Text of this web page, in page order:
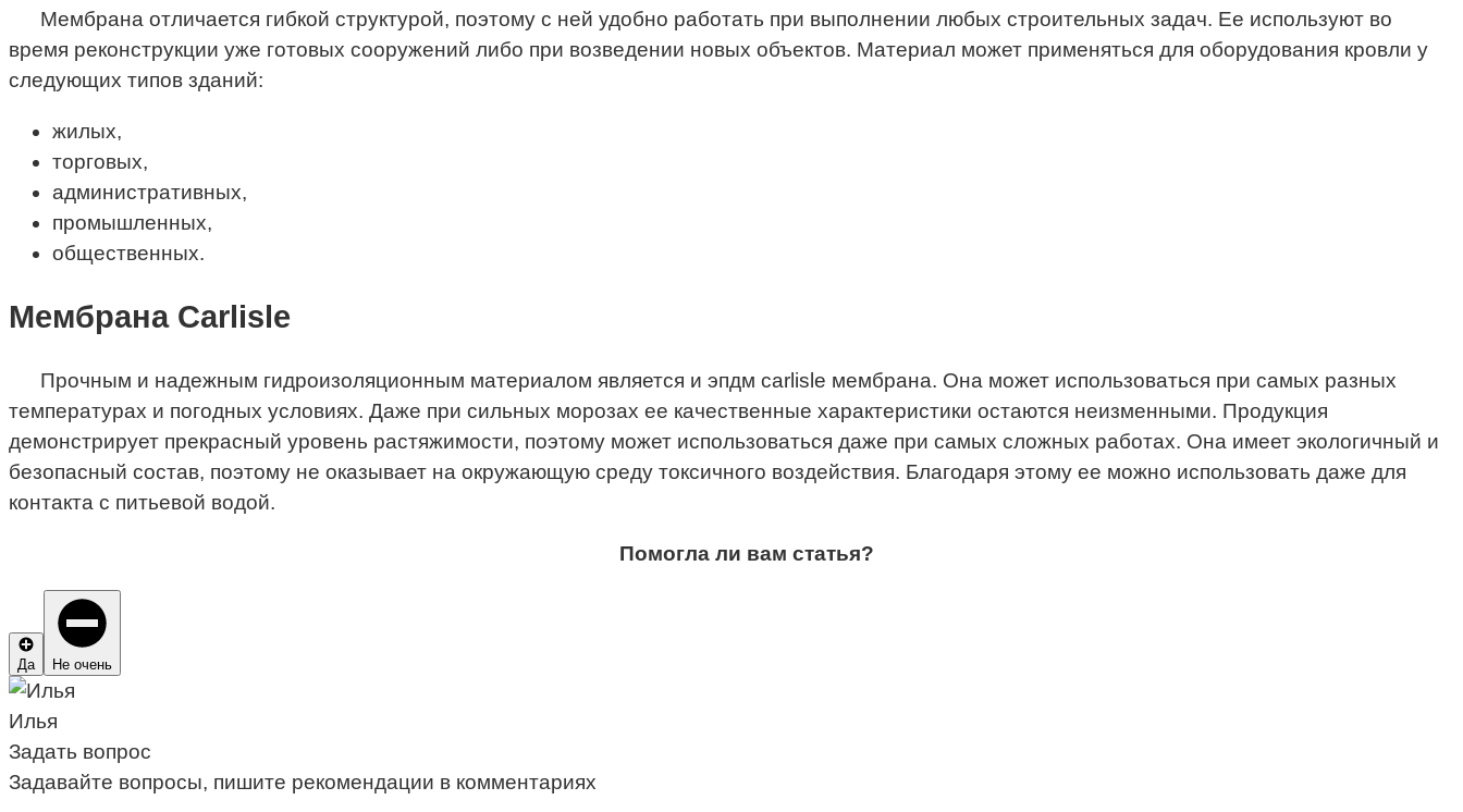
Мембрана отличается гибкой структурой, поэтому с ней удобно работать при выполнении любых строительных задач. Ее используют во
время реконструкции уже готовых сооружений либо при возведении новых объектов. Материал может применяться для оборудования кровли у
следующих типов зданий:
жилых,
торговых,
административных,
промышленных,
общественных.
Мембрана Carlisle
Прочным и надежным гидроизоляционным материалом является и эпдм carlisle мембрана. Она может использоваться при самых разных
температурах и погодных условиях. Даже при сильных морозах ее качественные характеристики остаются неизменными. Продукция
демонстрирует прекрасный уровень растяжимости, поэтому может использоваться даже при самых сложных работах. Она имеет экологичный и
безопасный состав, поэтому не оказывает на окружающую среду токсичного воздействия. Благодаря этому ее можно использовать даже для
контакта с питьевой водой.
Помогла ли вам статья?
Да Не очень
Илья
Задать вопрос
Задавайте вопросы, пишите рекомендации в комментариях